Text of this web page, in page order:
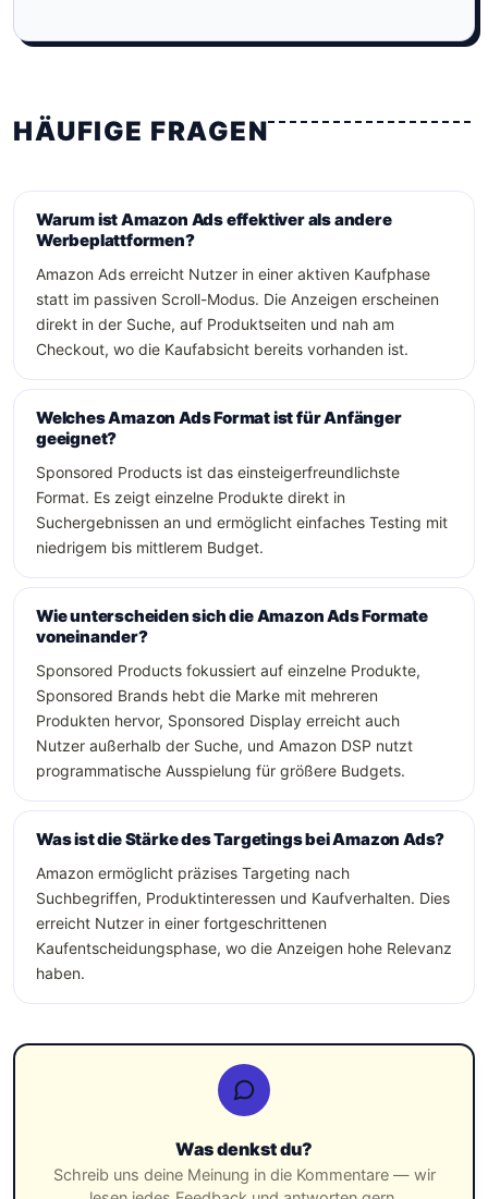
HÄUFIGE FRAGEN
Warum ist Amazon Ads effektiver als andere
Werbeplattformen?
Amazon Ads erreicht Nutzer in einer aktiven Kaufphase
statt im passiven Scroll-Modus. Die Anzeigen erscheinen
direkt in der Suche, auf Produktseiten und nah am
Checkout, wo die Kaufabsicht bereits vorhanden ist.
Welches Amazon Ads Format ist für Anfänger
geeignet?
Sponsored Products ist das einsteigerfreundlichste
Format. Es zeigt einzelne Produkte direkt in
Suchergebnissen an und ermöglicht einfaches Testing mit
niedrigem bis mittlerem Budget.
Wie unterscheiden sich die Amazon Ads Formate
voneinander?
Sponsored Products fokussiert auf einzelne Produkte,
Sponsored Brands hebt die Marke mit mehreren
Produkten hervor, Sponsored Display erreicht auch
Nutzer außerhalb der Suche, und Amazon DSP nutzt
programmatische Ausspielung für größere Budgets.
Was ist die Stärke des Targetings bei Amazon Ads?
Amazon ermöglicht präzises Targeting nach
Suchbegriffen, Produktinteressen und Kaufverhalten. Dies
erreicht Nutzer in einer fortgeschrittenen
Kaufentscheidungsphase, wo die Anzeigen hohe Relevanz
haben.
Was denkst du?
Schreib uns deine Meinung in die Kommentare — wir